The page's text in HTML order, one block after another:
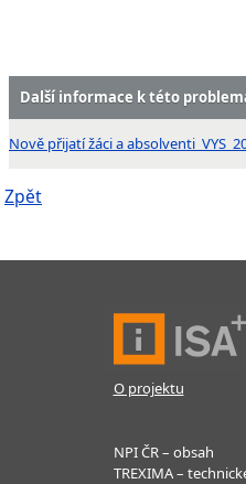
Další informace k této
Nově přijatí žáci a
Zpět
O projektu
NPI ČR – obsah
TREXIMA –